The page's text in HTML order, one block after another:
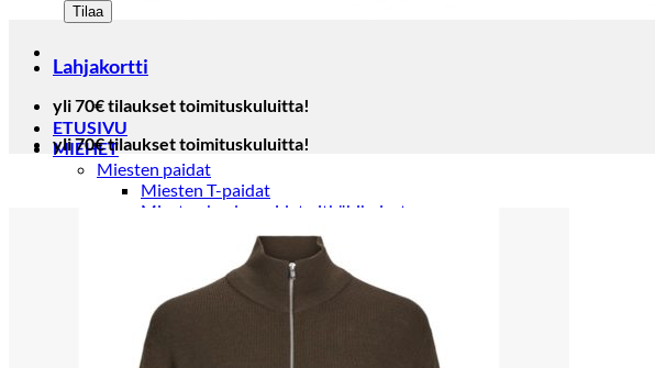
ETUSIVU
MIEHET
Miesten paidat
Miesten T-paidat
Miesten kauluspaidat pitkähihaiset
Miesten kauluspaidat lyhythihaiset
Miesten colleget ja hupparit
Miesten neuleet
Miesten neulepuserot
Miesten neuletakit
Puvut ja blazerit
Puvut
Lahjakortti
yli 70€ tilaukset toimituskuluitta!
yli 70€ tilaukset toimituskuluitta!